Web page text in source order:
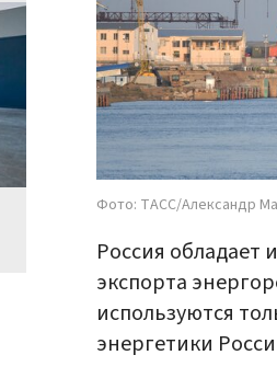
Фото: ТАСС/Александр
Россия
экспорта
используются
энергетики